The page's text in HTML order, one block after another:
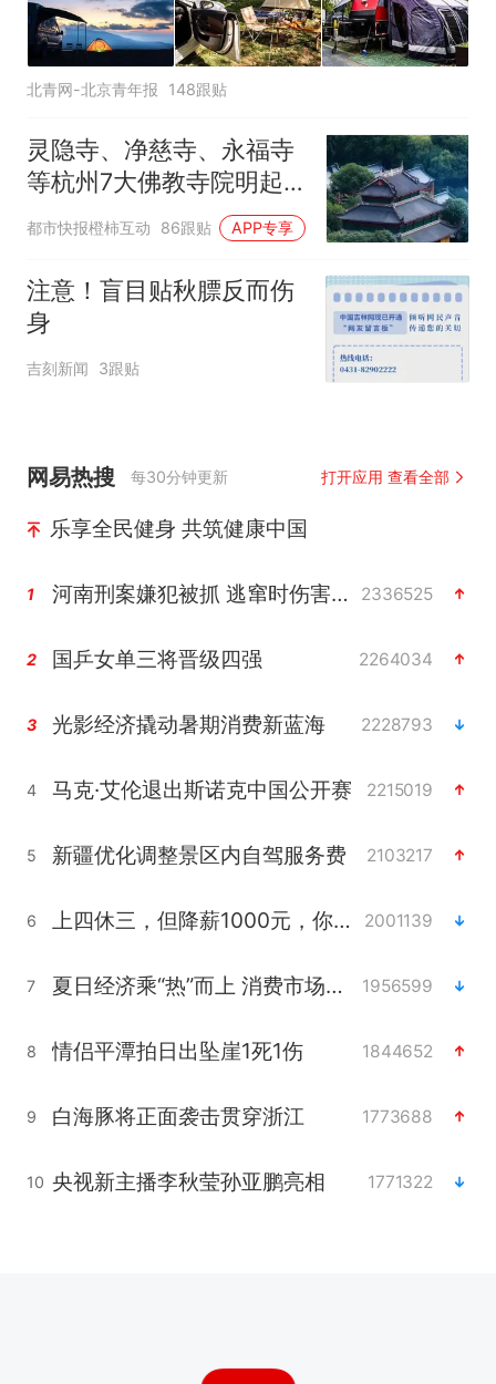
北青网-北京青年报 148跟贴
灵隐寺、净慈寺、永福寺
等杭州7大佛教寺院明起
临时关闭，别跑空了
都市快报橙柿互动 86跟贴 APP专享
注意！盲目贴秋膘反而伤
身
吉刻新闻 3跟贴
网易热搜 每30分钟更新 打开应用 查看全部
乐享全民健身 共筑健康中国
1 河南刑案嫌犯被抓 逃窜时伤害多人 2336525
2 国乒女单三将晋级四强 2264034
3 光影经济撬动暑期消费新蓝海 2228793
4 马克·艾伦退出斯诺克中国公开赛 2215019
5 新疆优化调整景区内自驾服务费 2103217
6 上四休三，但降薪1000元，你接受吗？ 2001139
7 夏日经济乘“热”而上 消费市场向“新”而行 1956599
8 情侣平潭拍日出坠崖1死1伤 1844652
9 白海豚将正面袭击贯穿浙江 1773688
10 央视新主播李秋莹孙亚鹏亮相 1771322